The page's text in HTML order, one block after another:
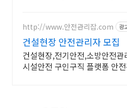
http://www.안전관리잡.com 광
건설현장 안전관리자 모집
건설현장,전기안전,소방안전관
시설안전 구인구직 플랫폼 안